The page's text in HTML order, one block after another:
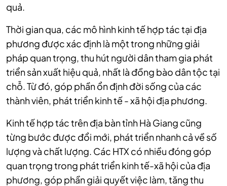
quả.
Thời gian qua, các mô hình kinh tế hợp tác tại địa
phương được xác định là một trong những giải
pháp quan trọng, thu hút người dân tham gia phát
triển sản xuất hiệu quả, nhất là đồng bào dân tộc tại
chỗ. Từ đó, góp phần ổn định đời sống của các
thành viên, phát triển kinh tế - xã hội địa phương.
Kinh tế hợp tác trên địa bàn tỉnh Hà Giang cũng
từng bước được đổi mới, phát triển nhanh cả về số
lượng và chất lượng. Các HTX có nhiều đóng góp
quan trọng trong phát triển kinh tế-xã hội của địa
phương, góp phần giải quyết việc làm, tăng thu